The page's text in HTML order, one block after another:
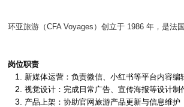
环亚旅游（CFA Voyages）创立于 1986 年，是法国
岗位职责
新媒体运营：负责微信、小红书等平台内容编
视觉设计：完成日常广告、宣传海报等设计制
产品上架：协助官网旅游产品更新与信息维护